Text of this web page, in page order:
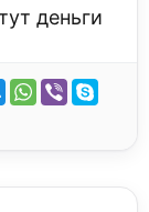
деньги